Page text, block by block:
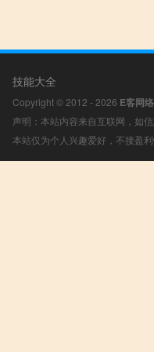
技能大全
Copyright © 2012 - 2026 E客网络
声明：本站内容来自互联网，如
本站仅为个人兴趣爱好，不接盈